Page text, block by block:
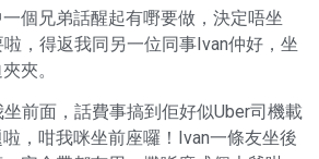
個兄弟話醒起有嘢要做，決定唔坐
，得返我同另一位同事Ivan仲好，坐
夾。
前面，話費事搞到佢好似Uber司機載
，咁我咪坐前座囉！Ivan一條友坐後